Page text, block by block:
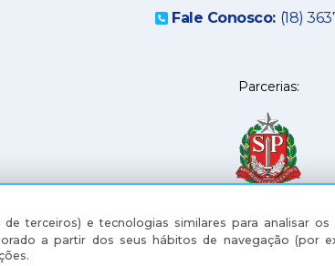
terceiros) e tecnologias similares para analisar os
a partir dos seus hábitos de navegação (por
Fale Conosco: (18)
Parcerias: